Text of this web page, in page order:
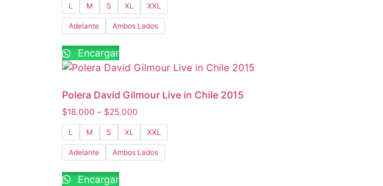
L M S XL XXL
Adelante Ambos Lados
Encargar
Polera David Gilmour Live in Chile 2015
$18.000 – $25.000
L M S XL XXL
Adelante Ambos Lados
Encargar